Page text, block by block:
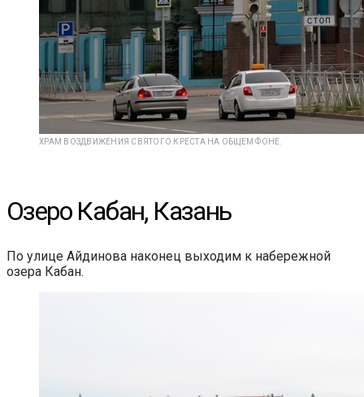
ХРАМ ВОЗДВИЖЕНИЯ СВЯТОГО КРЕСТА НА ОБЩЕМ ФОНЕ.
Озеро Кабан, Казань
По улице Айдинова наконец выходим к набережной
озера Кабан.